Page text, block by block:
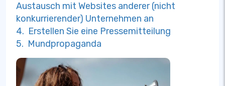
Austausch mit Websites anderer (nicht
konkurrierender) Unternehmen an
4. Erstellen Sie eine Pressemitteilung
5. Mundpropaganda